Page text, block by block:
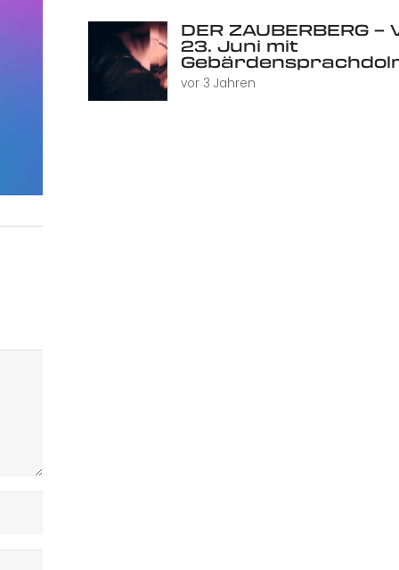
DER ZAUBERBERG
23. Juni mit
vor 3 Jahren